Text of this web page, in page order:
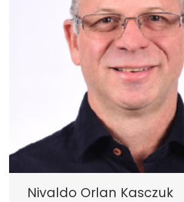
Nivaldo Orlan Kasczuk